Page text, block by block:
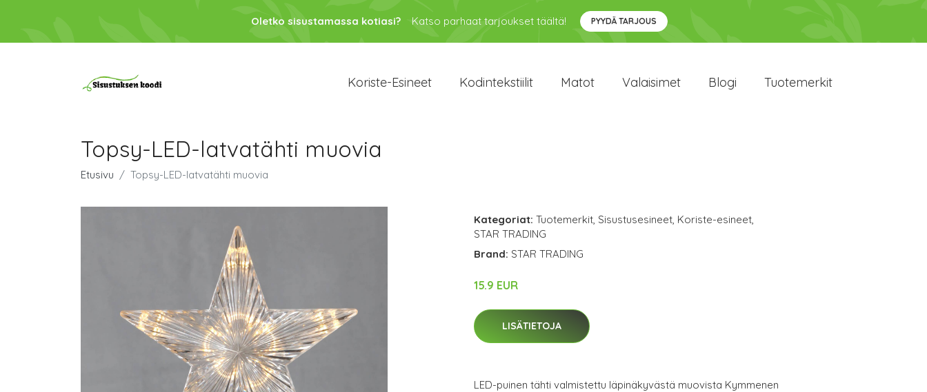
Oletko sisustamassa kotiasi? Katso parhaat tarjoukset täältä! PYYDÄ TARJOUS
Koriste-Esineet Kodintekstiilit Matot Valaisimet Blogi Tuotemerkit
Topsy-LED-latvatähti muovia
Etusivu Topsy-LED-latvatähti muovia
Kategoriat: Tuotemerkit, Sisustusesineet, Koriste-esineet,
STAR TRADING
Brand: STAR TRADING
15.9 EUR
LISÄTIETOJA
LED-puinen tähti valmistettu läpinäkyvästä muovista Kymmenen